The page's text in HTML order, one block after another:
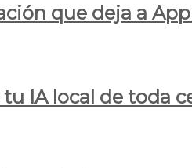
que deja a
IA local de toda